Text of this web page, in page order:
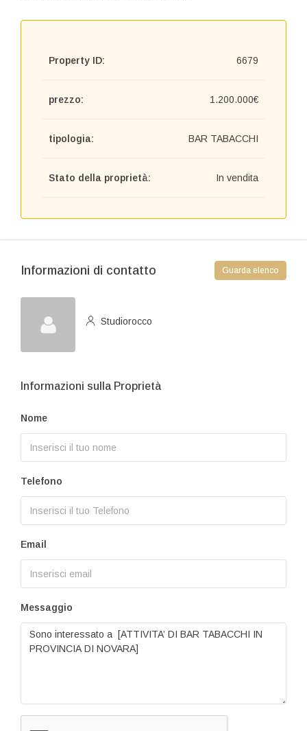
Property ID: 6679
prezzo: 1.200.000€
tipologia: BAR TABACCHI
Stato della proprietà: In vendita
Informazioni di contatto Guarda elenco
Studiorocco
Informazioni sulla Proprietà
Nome
Telefono
Email
Messaggio